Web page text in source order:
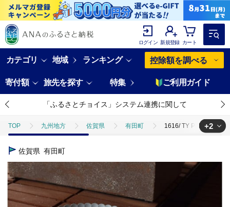
ログイン 新規登録 カート
カテゴリ 地域 ランキング 控除額を調べる
寄付額 旅先を探す 特集 ご利用ガイド
「ふるさとチョイス」システム連携に関して
TOP 九州地方 佐賀県 有田町 1616/ TY Palace Plate
TOP
TOP 日用品・雑貨 伝統工芸品 1616/ TY Palace Plate 220
+2
佐賀県 有田町